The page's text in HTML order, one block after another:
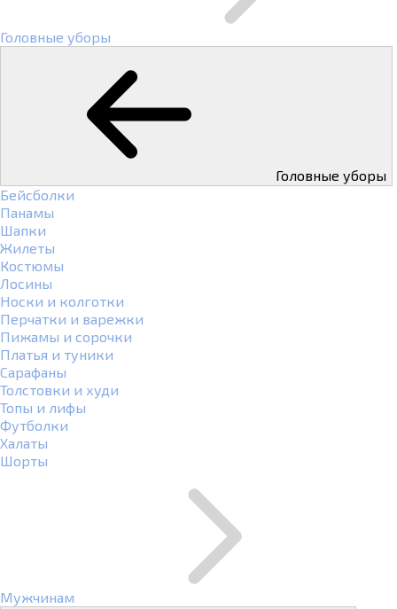
Головные уборы
Головные уборы
Бейсболки
Панамы
Шапки
Жилеты
Костюмы
Лосины
Носки и колготки
Перчатки и варежки
Пижамы и сорочки
Платья и туники
Сарафаны
Толстовки и худи
Топы и лифы
Футболки
Халаты
Шорты
Мужчинам